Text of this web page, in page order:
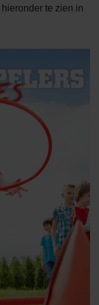
te zien in